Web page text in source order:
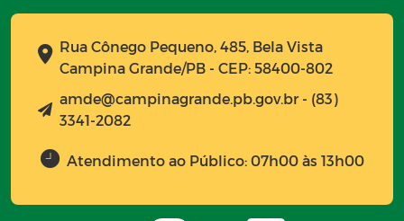
Rua Cônego Pequeno, 485, Bela Vista
Campina Grande/PB - CEP: 58400-802
amde@campinagrande.pb.gov.br - (83)
3341-2082
Atendimento ao Público: 07h00 às 13h00